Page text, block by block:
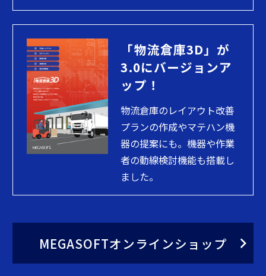
「物流倉庫3D」が
3.0にバージョンア
ップ！
物流倉庫のレイアウト改善
プランの作成やマテハン機
器の提案にも。機器や作業
者の動線検討機能も搭載し
ました。
MEGASOFTオンラインショップ